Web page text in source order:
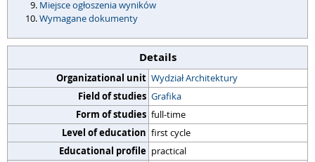
Miejsce ogłoszenia wyników
Wymagane dokumenty
Details
Organizational unit Wydział Architektury
Field of studies Grafika
Form of studies full-time
Level of education first cycle
Educational profile practical